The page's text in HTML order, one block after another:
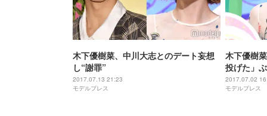
木下優樹菜、中川大志とのデート妄想
し“謝罪”
2017.07.13 21:23
モデルプレス
木下優樹
投げた」
2017.07.02
モデルプレス